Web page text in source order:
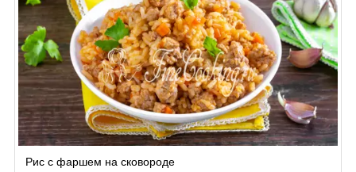
Рис с фаршем на сковороде